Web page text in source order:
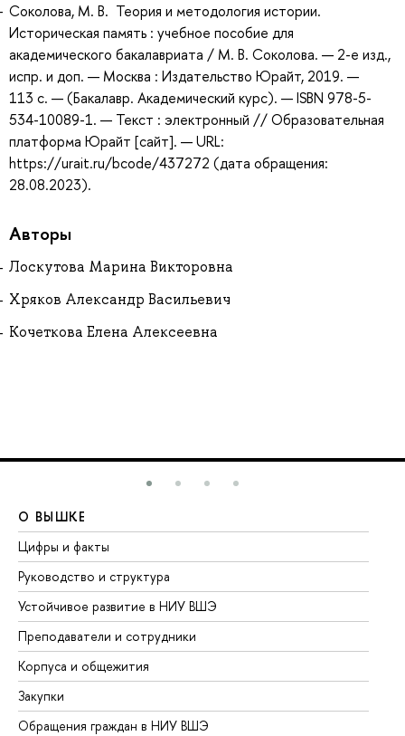
Соколова, М. В. Теория и методология истории.
Историческая память : учебное пособие для
академического бакалавриата / М. В. Соколова. — 2-е изд.,
испр. и доп. — Москва : Издательство Юрайт, 2019. —
113 с. — (Бакалавр. Академический курс). — ISBN 978-5-
534-10089-1. — Текст : электронный // Образовательная
платформа Юрайт [сайт]. — URL:
https://urait.ru/bcode/437272 (дата обращения:
28.08.2023).
Авторы
Лоскутова Марина Викторовна
Хряков Александр Васильевич
Кочеткова Елена Алексеевна
О ВЫШКЕ
Цифры и факты
Руководство и структура
Устойчивое развитие в НИУ ВШЭ
Преподаватели и сотрудники
Корпуса и общежития
Закупки
Обращения граждан в НИУ ВШЭ